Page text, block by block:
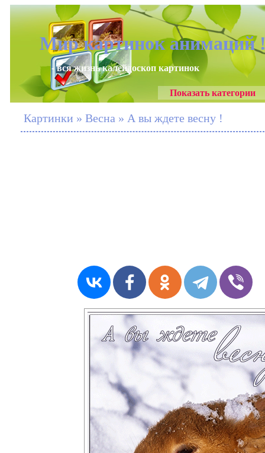
Мир картинок анимаций
- вся жизнь калейдоскоп картинок
Показать категории
Картинки » Весна » А вы ждете весну !